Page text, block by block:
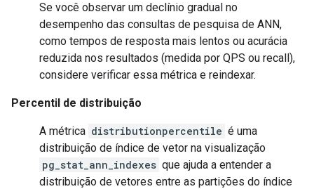
Se você observar um declínio gradual no
desempenho das consultas de pesquisa de ANN,
como tempos de resposta mais lentos ou acurácia
reduzida nos resultados (medida por QPS ou recall),
considere verificar essa métrica e reindexar.
Percentil de distribuição
A métrica distributionpercentile é uma
distribuição de índice de vetor na visualização
pg_stat_ann_indexes que ajuda a entender a
distribuição de vetores entre as partições do índice